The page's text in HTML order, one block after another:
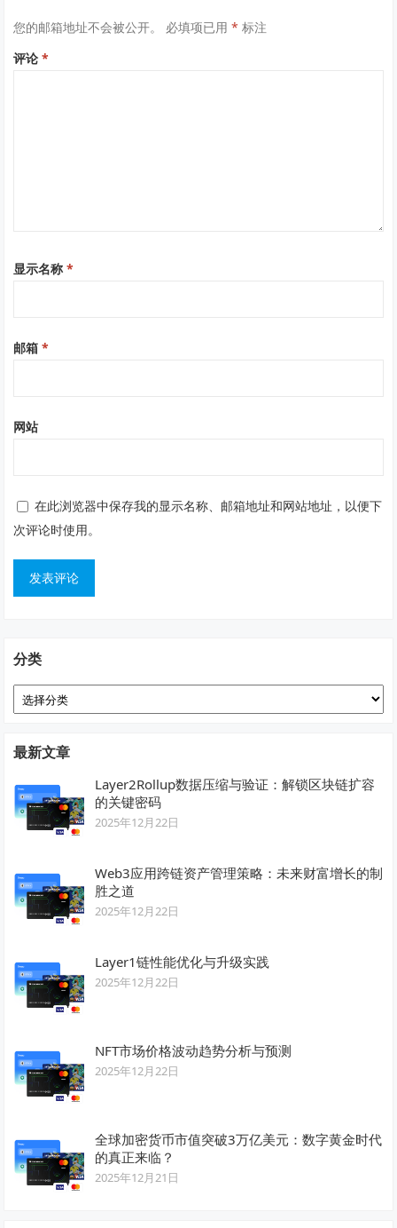
您的邮箱地址不会被公开。 必填项已用* 标注
评论*
显示名称*
邮箱*
网站
在此浏览器中保存我的显示名称、邮箱地址和网站地址，以便下
次评论时使用。
分类
分
类
最新文章
Layer2Rollup数据压缩与验证：解锁区块链扩容
的关键密码
2025年12月22日
Web3应用跨链资产管理策略：未来财富增长的制
胜之道
2025年12月22日
Layer1链性能优化与升级实践
2025年12月22日
NFT市场价格波动趋势分析与预测
2025年12月22日
全球加密货币市值突破3万亿美元：数字黄金时代
的真正来临？
2025年12月21日